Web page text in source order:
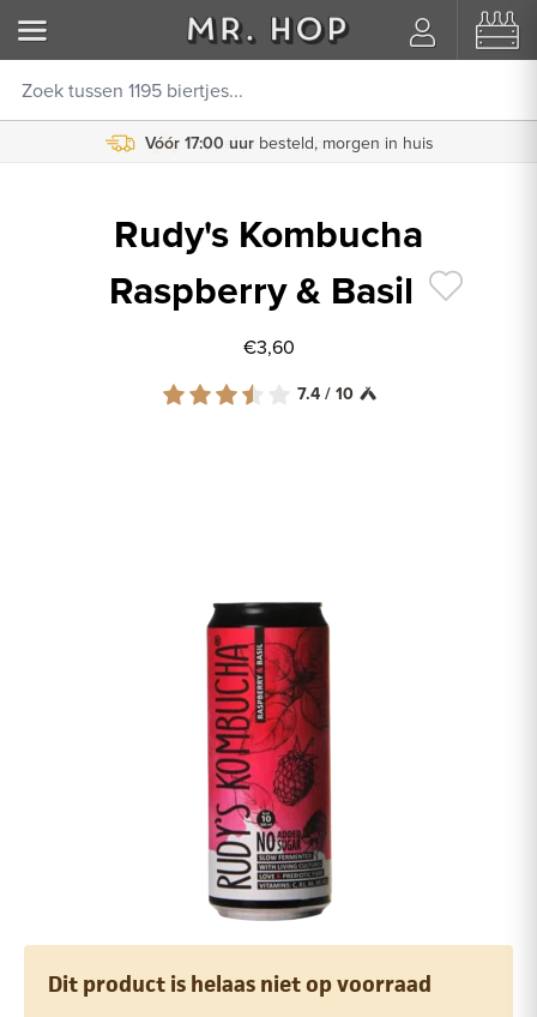
Vóór 17:00 uur besteld, morgen in huis
Rudy's Kombucha
Raspberry & Basil
€3,60
7.4 / 10
Dit product is helaas niet op voorraad